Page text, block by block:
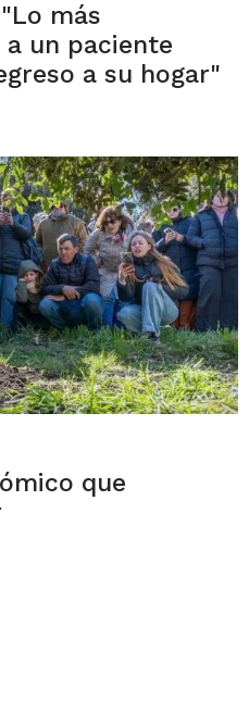
más
un paciente
a su hogar"
que